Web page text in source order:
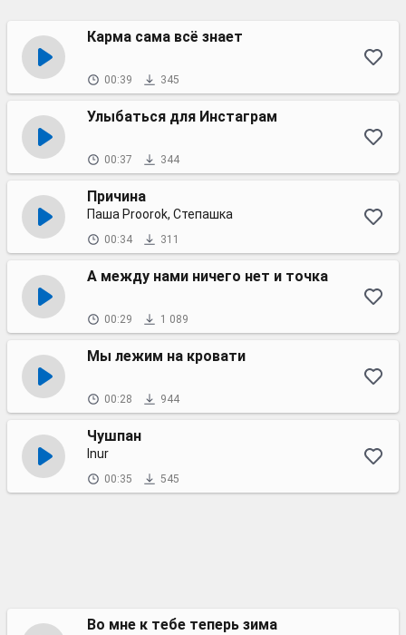
Карма сама всё знает
00:39 345
Улыбаться для Инстаграм
00:37 344
Причина
Паша Proorok, Степашка
00:34 311
А между нами ничего нет и точка
00:29 1 089
Мы лежим на кровати
00:28 944
Чушпан
Inur
00:35 545
Во мне к тебе теперь зима